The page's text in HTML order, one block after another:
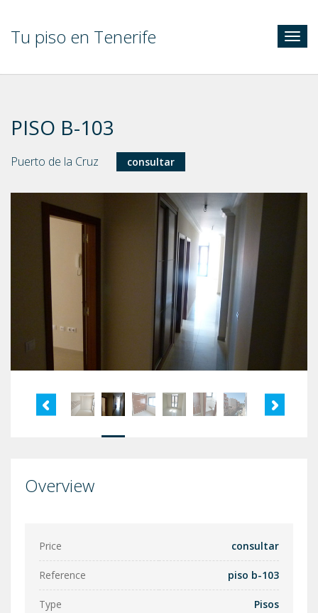
Tu piso en Tenerife
PISO B-103
Puerto de la Cruz consultar
Overview
Price consultar
Reference piso b-103
Type Pisos